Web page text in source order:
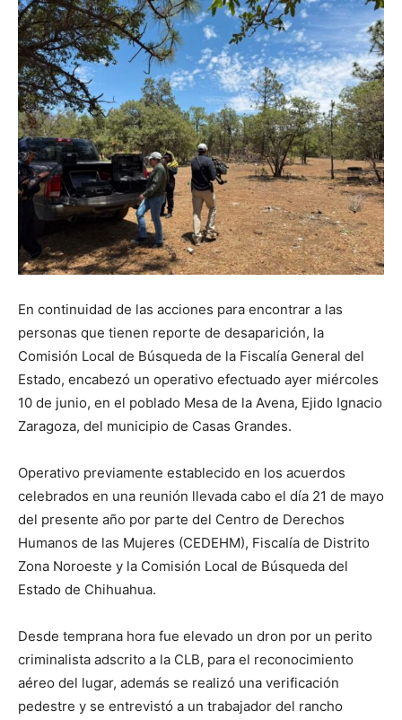
En continuidad de las acciones para encontrar a las
personas que tienen reporte de desaparición, la
Comisión Local de Búsqueda de la Fiscalía General del
Estado, encabezó un operativo efectuado ayer miércoles
10 de junio, en el poblado Mesa de la Avena, Ejido Ignacio
Zaragoza, del municipio de Casas Grandes.
Operativo previamente establecido en los acuerdos
celebrados en una reunión llevada cabo el día 21 de mayo
del presente año por parte del Centro de Derechos
Humanos de las Mujeres (CEDEHM), Fiscalía de Distrito
Zona Noroeste y la Comisión Local de Búsqueda del
Estado de Chihuahua.
Desde temprana hora fue elevado un dron por un perito
criminalista adscrito a la CLB, para el reconocimiento
aéreo del lugar, además se realizó una verificación
pedestre y se entrevistó a un trabajador del rancho